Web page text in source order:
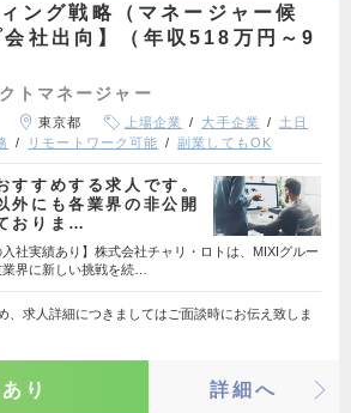
ング戦略（マネージャー候
社出向】（年収518万円～9
トマネージャー
東京都 上場企業 大手企業
土日
リモートワーク可能 副業してもOK
すすめする求人です。
外にも各業界の非公開
おりま…
入社実績あり】株式会社チャリ・ロトは、MIXIグルー
界に新しい挑戦を続…
、求人詳細につきましてはご面談時にお伝え致しま
り 詳細へ